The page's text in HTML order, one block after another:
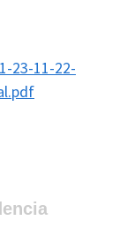
23-11-22-